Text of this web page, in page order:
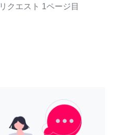
リクエスト 1ページ目